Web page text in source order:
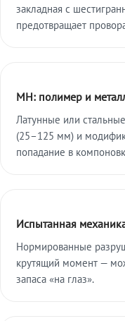
закладная с
предотвращает
МН: полимер и
Латунные или
(25–125 мм) и
попадание в
Испытанная
Нормированные
крутящий момент —
запаса «на глаз».